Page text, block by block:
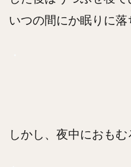
いつの間にか眠りに落
しかし、夜中におもむ